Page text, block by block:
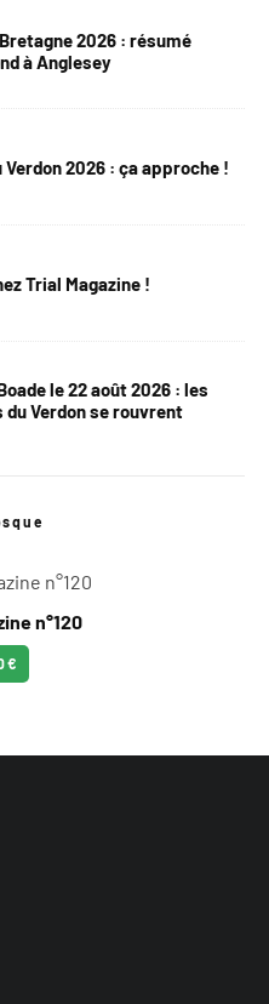
2026 : résumé
à Anglesey
Verdon 2026 : ça approche !
Trial Magazine !
le 22 août 2026 : les
Verdon se rouvrent
n°120
€